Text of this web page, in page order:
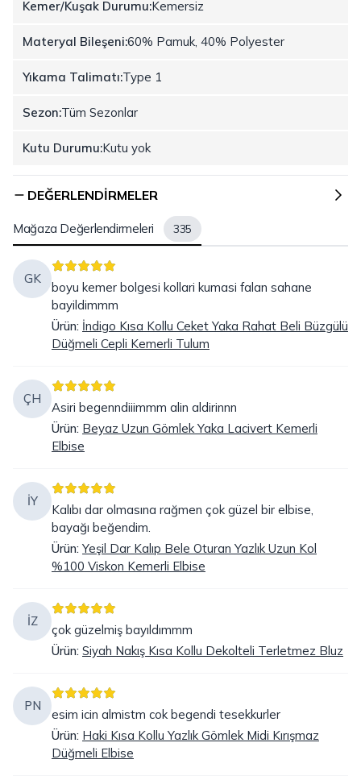
Kemer/Kuşak Durumu:Kemersiz
Materyal Bileşeni:60% Pamuk, 40% Polyester
Yıkama Talimatı:Type 1
Sezon:Tüm Sezonlar
Kutu Durumu:Kutu yok
DEĞERLENDIRMELER
Mağaza Değerlendirmeleri 335
GK
boyu kemer bolgesi kollari kumasi falan sahane
bayildimmm
Ürün: İndigo Kısa Kollu Ceket Yaka Rahat Beli Büzgülü
Düğmeli Cepli Kemerli Tulum
ÇH
Asiri begenndiiimmm alin aldirinnn
Ürün: Beyaz Uzun Gömlek Yaka Lacivert Kemerli
Elbise
İY
Kalıbı dar olmasına rağmen çok güzel bir elbise,
bayağı beğendim.
Ürün: Yeşil Dar Kalıp Bele Oturan Yazlık Uzun Kol
%100 Viskon Kemerli Elbise
İZ
çok güzelmiş bayıldımmm
Ürün: Siyah Nakış Kısa Kollu Dekolteli Terletmez Bluz
PN
esim icin almistm cok begendi tesekkurler
Ürün: Haki Kısa Kollu Yazlık Gömlek Midi Kırışmaz
Düğmeli Elbise